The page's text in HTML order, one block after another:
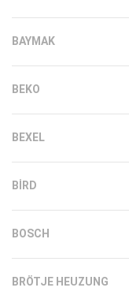
BAYMAK
BEKO
BEXEL
BIRD
BOSCH
BRÖTJE HEUZUNG